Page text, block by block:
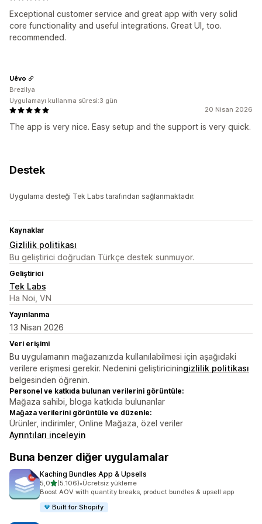
Exceptional customer service and great app with very solid
core functionality and useful integrations. Great UI, too.
recommended.
20 Nisan 2026
The app is very nice. Easy setup and the support is very quick.
Uêvo
Brezilya
Uygulamayı kullanma süresi:3 gün
Destek
Uygulama desteği Tek Labs tarafından sağlanmaktadır.
Kaynaklar
Gizlilik politikası
Bu geliştirici doğrudan Türkçe destek sunmuyor.
Geliştirici
Tek Labs
Ha Noi, VN
Yayınlanma
13 Nisan 2026
Veri erişimi
Bu uygulamanın mağazanızda kullanılabilmesi için aşağıdaki
verilere erişmesi gerekir. Nedenini geliştiriciningizlilik politikası
belgesinden öğrenin.
Personel ve katkıda bulunan verilerini görüntüle:
Mağaza sahibi, bloga katkıda bulunanlar
Mağaza verilerini görüntüle ve düzenle:
Ürünler, indirimler, Online Mağaza, özel veriler
Ayrıntıları inceleyin
Buna benzer diğer uygulamalar
Kaching Bundles App & Upsells
5,05 yıldız üzerinden
(5.106)
toplam 5106 değerlendirme
•Ücretsiz yükleme
Boost AOV with quantity breaks, product bundles & upsell app
Built for Shopify